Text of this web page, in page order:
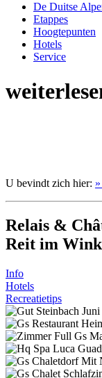
De Duitse
Etappes
Hoogtepunten
Hotels
Service
U bevindt zich hier:
Relais &
Reit im
Info
Hotels
Recreatietips